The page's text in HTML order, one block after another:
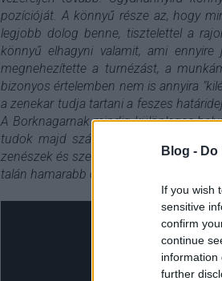
Blog -
If you wish
sensitive
confirm
continue
information
further
pozícióját. A könnyű része az, hogy
legjobb dolog benne, tisztelettel a
könnyű elhagyni valamit, ami
megnehezítette a turnézást, a
bizonyos értelemben nem is annyira
a zenekar tudja tartani a feszes
A Borknagarnak mindig különleges
tudok majd szállni néha
zenészek és személyiségek, csakis a
talán hamarabb összeszedi magát, mint